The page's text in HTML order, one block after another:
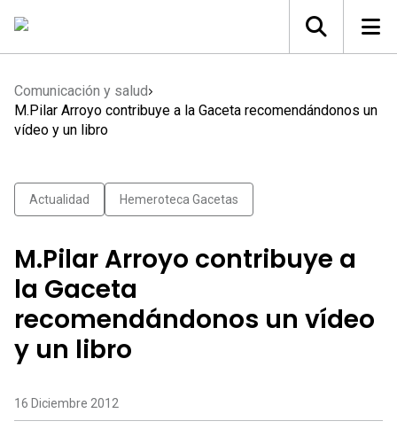
Comunicación y salud
M.Pilar Arroyo contribuye a la Gaceta recomendándonos un
vídeo y un libro
Actualidad Hemeroteca Gacetas
M.Pilar Arroyo contribuye a
la Gaceta
recomendándonos un vídeo
y un libro
16 Diciembre 2012